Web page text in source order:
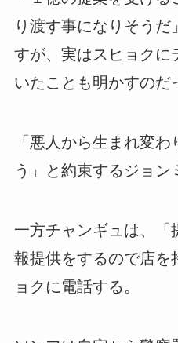
り渡す事になりそう
すが、実はスヒョクに
いたことも明かすのだ
「悪人から生まれ変
う」と約束するジョン
一方チャンギュは、「
報提供をするので店を
ョクに電話する。